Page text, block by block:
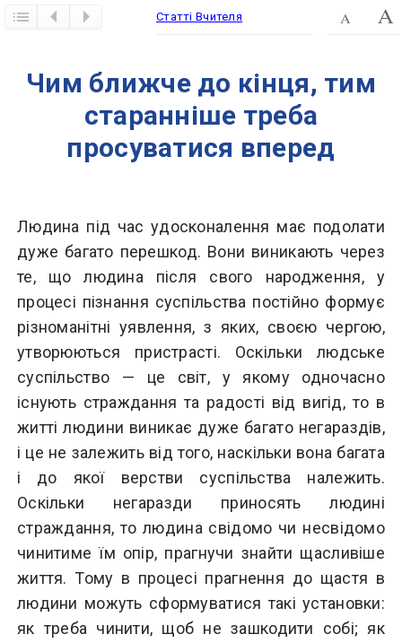
Статті Вчителя
​Чим ближче до кінця, тим
старанніше треба
просуватися вперед
Людина під час удосконалення має подолати
дуже багато перешкод. Вони виникають через
те, що людина після свого народження, у
процесі пізнання суспільства постійно формує
різноманітні уявлення, з яких, своєю чергою,
утворюються пристрасті. Оскільки людське
суспільство — це світ, у якому одночасно
існують страждання та радості від вигід, то в
житті людини виникає дуже багато негараздів,
і це не залежить від того, наскільки вона багата
і до якої верстви суспільства належить.
Оскільки негаразди приносять людині
страждання, то людина свідомо чи несвідомо
чинитиме їм опір, прагнучи знайти щасливіше
життя. Тому в процесі прагнення до щастя в
людини можуть сформуватися такі установки:
як треба чинити, щоб не зашкодити собі; як